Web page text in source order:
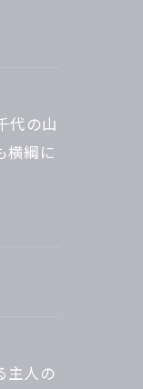
代の山
横綱に
主人の